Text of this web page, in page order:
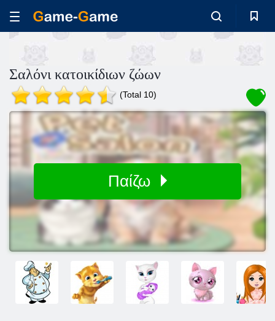
Σαλόνι κατοικίδιων ζώων
(Total 10)
Παίζω